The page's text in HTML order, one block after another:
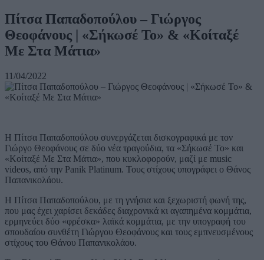
Πίτσα Παπαδοπούλου – Γιώργος
Θεοφάνους | «Σήκωσέ Το» & «Κοίταξέ
Με Στα Μάτια»
11/04/2022
Η Πίτσα Παπαδοπούλου συνεργάζεται δισκογραφικά με τον
Γιώργο Θεοφάνους σε δύο νέα τραγούδια, τα «Σήκωσέ Το» και
«Κοίταξέ Με Στα Μάτια», που κυκλοφορούν, μαζί με music
videos, από την Panik Platinum. Τους στίχους υπογράφει ο Θάνος
Παπανικολάου.
Η Πίτσα Παπαδοπούλου, με τη γνήσια και ξεχωριστή φωνή της,
που μας έχει χαρίσει δεκάδες διαχρονικά κι αγαπημένα κομμάτια,
ερμηνεύει δύο «φρέσκα» λαϊκά κομμάτια, με την υπογραφή του
σπουδαίου συνθέτη Γιώργου Θεοφάνους και τους εμπνευσμένους
στίχους του Θάνου Παπανικολάου.